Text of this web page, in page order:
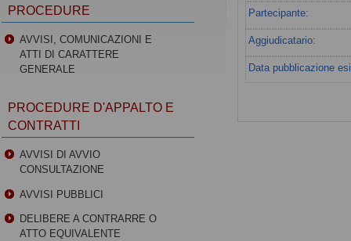
Partecipante:
Aggiudicatario:
Data pubblicazione
PROCEDURE
AVVISI, COMUNICAZIONI E
ATTI DI CARATTERE
GENERALE
PROCEDURE D'APPALTO E
CONTRATTI
AVVISI DI AVVIO
CONSULTAZIONE
AVVISI PUBBLICI
DELIBERE A CONTRARRE O
ATTO EQUIVALENTE